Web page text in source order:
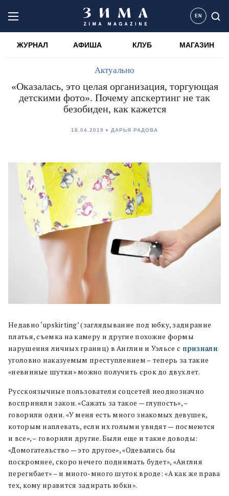
EN
ЖУРНАЛ АФИША КЛУБ МАГАЗИН
Актуально
«Оказалась, это целая организация, торгующая
детскими фото». Почему апскертинг не так
безобиден, как кажется
18.04.2019 ДАРЬЯ РАДОВА
Недавно ‘upskirting’ (заглядывание под юбку, задирание
платья, съемка на камеру и другие похожие формы
нарушения личных границ) в Англии и Уэльсе с признали
уголовно наказуемым преступлением – теперь за такие
«невинные шутки» можно получить срок до двух лет.
Русскоязычные пользователи соцсетей неоднозначно
восприняли закон. «Сажать за такое — глупость», –
говорили одни. «У меня есть много знакомых девушек,
которым наплевать, если их голыми увидят — посмеются
и все», – говорили другие. Были еще и такие доводы:
«Домогательство — это другое», «Одевались бы
поскромнее, скоро нечего поднимать будет», «Англия
перегибает» – и много-много шуток вроде: «А как же права
тех, кому нравится задирать юбки».